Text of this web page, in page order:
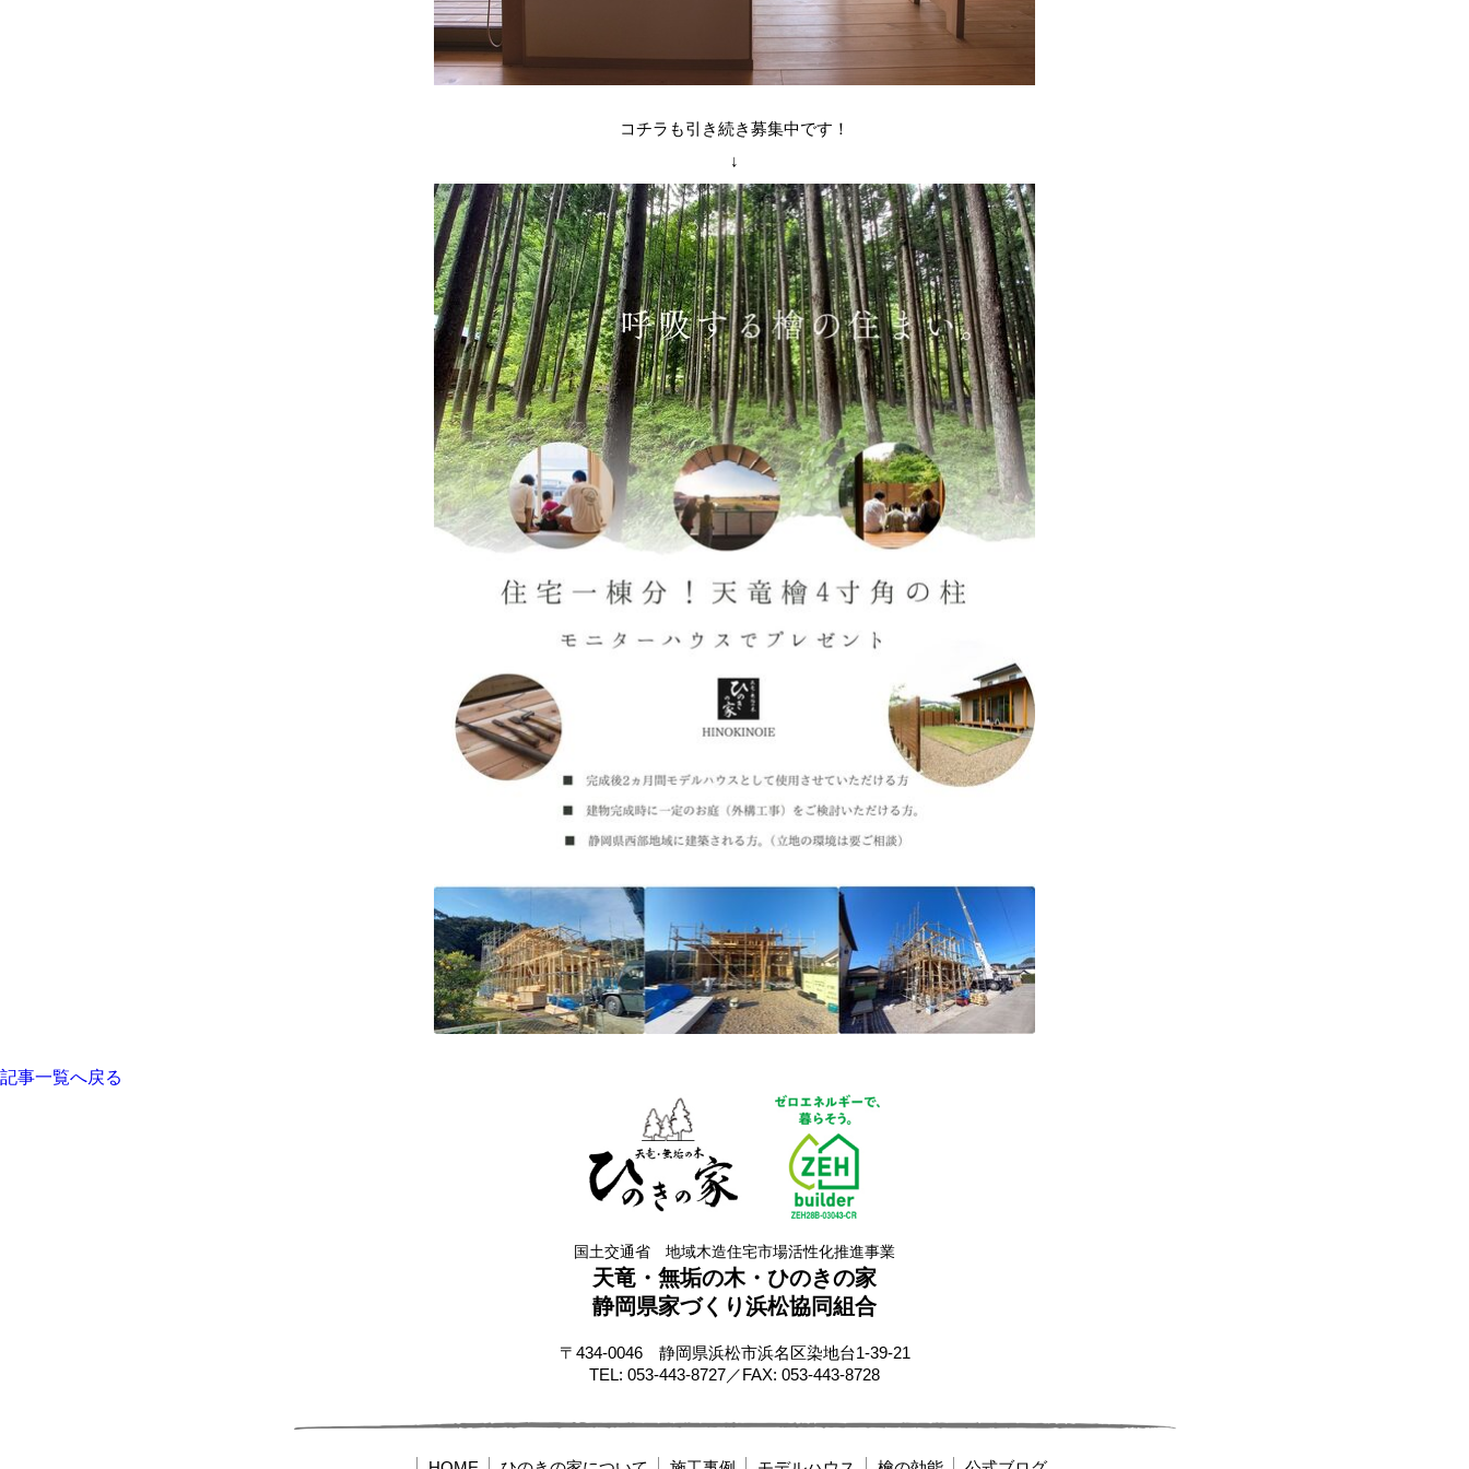
コチラも引き続き募集中です！
↓
記事一覧へ戻る
国土交通省 地域木造住宅市場活性化推進事業
天竜・無垢の木・ひのきの家
静岡県家づくり浜松協同組合
〒434-0046
静岡県浜松市浜名区染地台1-39-21
TEL: 053-443-8727／FAX: 053-443-8728